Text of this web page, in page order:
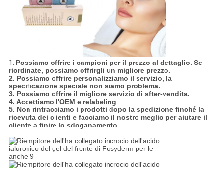
1. Possiamo offrire i campioni per il prezzo al dettaglio. Se
riordinate, possiamo offrirgli un migliore prezzo.
2. Possiamo offrire personalizziamo il servizio, la
specificazione speciale non siamo problema.
3. Possiamo offrire il migliore servizio di sfter-vendita.
4. Accettiamo l'OEM e relabeling
5. Non rintracciamo i prodotti dopo la spedizione finché la
ricevuta dei clienti e facciamo il nostro meglio per aiutare il
cliente a finire lo sdoganamento.